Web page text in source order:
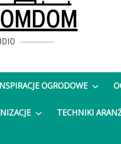
OGRODOWE
TECHNIKI